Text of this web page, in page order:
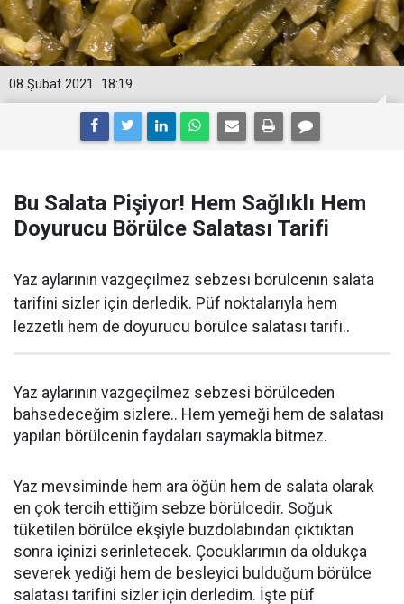
18:19
08 Şubat 2021
Bu Salata Pişiyor! Hem Sağlıklı Hem
Doyurucu Börülce Salatası Tarifi
Yaz aylarının vazgeçilmez sebzesi börülcenin salata
tarifini sizler için derledik. Püf noktalarıyla hem
lezzetli hem de doyurucu börülce salatası tarifi..
Yaz aylarının vazgeçilmez sebzesi börülceden
bahsedeceğim sizlere.. Hem yemeği hem de salatası
yapılan börülcenin faydaları saymakla bitmez.
Yaz mevsiminde hem ara öğün hem de salata olarak
en çok tercih ettiğim sebze börülcedir. Soğuk
tüketilen börülce ekşiyle buzdolabından çıktıktan
sonra içinizi serinletecek. Çocuklarımın da oldukça
severek yediği hem de besleyici bulduğum börülce
salatası tarifini sizler için derledim. İşte püf